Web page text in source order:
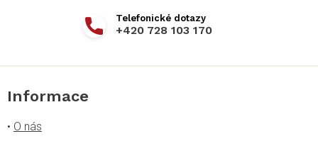
+420 728 103 170
Informace
• O nás